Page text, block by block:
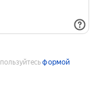
формой